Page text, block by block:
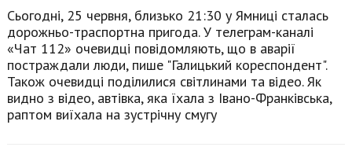
Сьогодні, 25 червня, близько 21:30 у Ямниці сталась
дорожньо-траспортна пригода. У телеграм-каналі
«Чат 112» очевидці повідомляють, що в аварії
постраждали люди, пише "Галицький кореспондент".
Також очевидці поділилися світлинами та відео. Як
видно з відео, автівка, яка їхала з Івано-Франківська,
раптом виїхала на зустрічну смугу